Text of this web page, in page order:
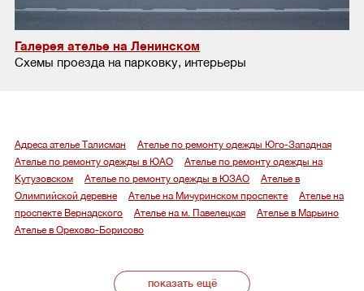
Галерея ателье на Ленинском
Схемы проезда на парковку, интерьеры
Адреса ателье Талисман
Ателье по ремонту одежды Юго-Западная
Ателье по ремонту одежды в ЮАО
Ателье по ремонту одежды на
Кутузовском
Ателье по ремонту одежды в ЮЗАО
Ателье в
Олимпийской деревне
Ателье на Мичуринском проспекте
Ателье на
проспекте Вернадского
Ателье на м. Павелецкая
Ателье в Марьино
Ателье в Орехово-Борисово
показать ещё